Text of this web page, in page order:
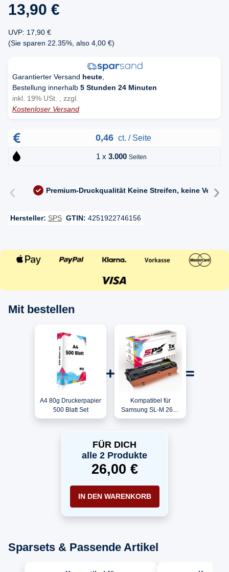
13,90 €
UVP: 17,90 €
(Sie sparen 22.35% , also 4,00 €)
Garantierter Versand heute
Bestellung innerhalb 5 Stunden 24 Minuten
inkl. 19% USt. , zzgl.
Kostenloser Versand
0,46 ct. / Seite
1 x 3.000 Seiten
‹ Premium-Druckqualität Keine Streifen, keine ›
Hersteller: SPS GTIN: 4251922746156
Mit bestellen
A4 80g Druckerpapier
500 Blatt Set
Kompatibel für
Samsung SL-M 2626
DW / MLT-D116L/ELS /
FÜR DICH
alle 2 Produkte
26,00 €
IN DEN WARENKORB
Sparsets & Passende Artikel